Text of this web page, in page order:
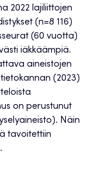
2022 lajiliittojen
(n=8 116)
(60 vuotta)
iäkkäämpiä.
aineistojen
(2023)
on perustunut
Näin
tavoitettiin